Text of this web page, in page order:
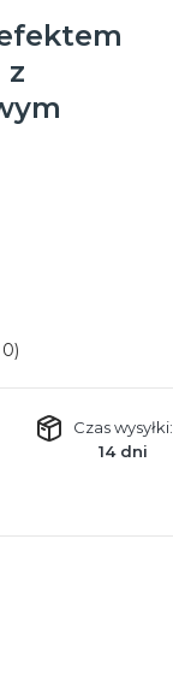
z
Czas wysyłki:
14 dni